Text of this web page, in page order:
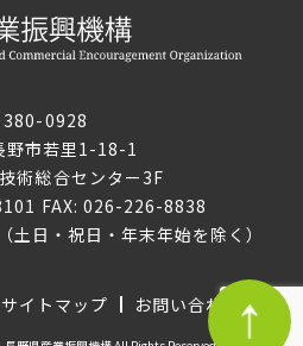
380-0928
野市若里1-18-1
術総合センター3F
FAX: 026-226-8838
日・祝日・年末年始を除く）
サイトマップ お問い合わせ